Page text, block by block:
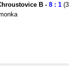
B - 8 : 1 (3 :